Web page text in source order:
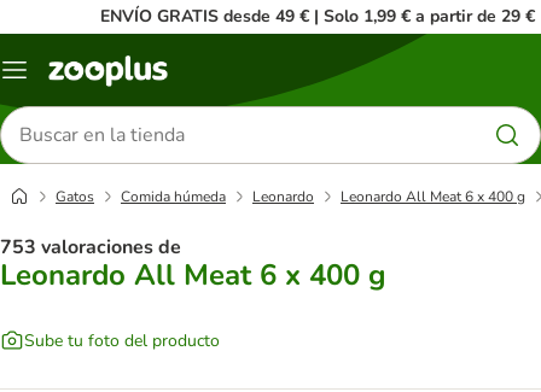
ENVÍO GRATIS desde 49 € | Solo 1,99 € a partir de 29 €
Menú
Buscar
productos
Gatos Comida húmeda Leonardo Leonardo All Meat 6 x 400 g
753 valoraciones de
Leonardo All Meat 6 x 400 g
Sube tu foto del producto